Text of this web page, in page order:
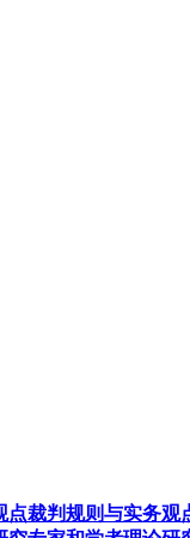
裁判规则与实务观